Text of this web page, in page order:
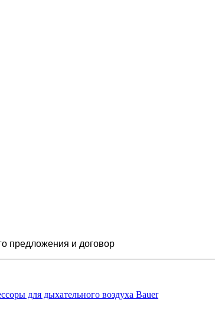
предложения и договор
для дыхательного воздуха Bauer